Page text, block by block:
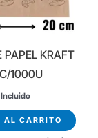
PAPEL KRAFT
1000U
Incluido
AL CARRITO